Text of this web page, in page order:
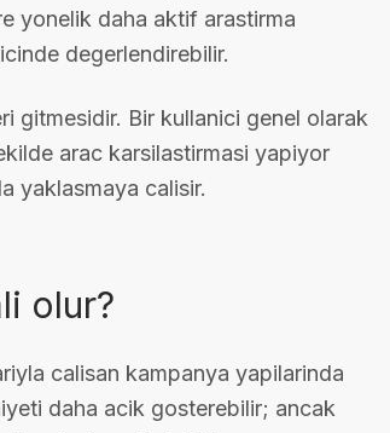
yonelik daha aktif arastirma
degerlendirebilir.
gitmesidir. Bir kullanici genel olarak
arac karsilastirmasi yapiyor
yaklasmaya calisir.
olur?
calisan kampanya yapilarinda
daha acik gosterebilir; ancak